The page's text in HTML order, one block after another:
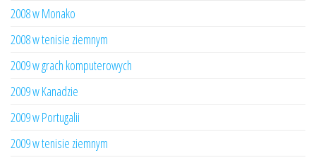
2008 w Monako
2008 w tenisie ziemnym
2009 w grach komputerowych
2009 w Kanadzie
2009 w Portugalii
2009 w tenisie ziemnym